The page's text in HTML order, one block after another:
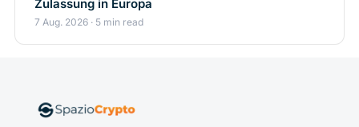
Zulassung in Europa
7 Aug. 2026 · 5 min read